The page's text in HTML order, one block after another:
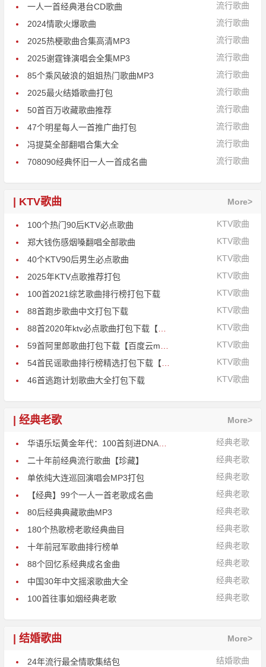
流行歌曲
一人一首经典港台CD歌曲
流行歌曲
2024情歌火爆歌曲
流行歌曲
2025热梗歌曲合集高清MP3
流行歌曲
2025谢霆锋演唱会全集MP3
流行歌曲
85个乘风破浪的姐姐热门歌曲MP3
流行歌曲
2025最火结婚歌曲打包
流行歌曲
50首百万收藏歌曲推荐
流行歌曲
47个明星每人一首推广曲打包
流行歌曲
冯提莫全部翻唱合集大全
流行歌曲
708090经典怀旧一人一首成名曲
| KTV歌曲 More>
KTV歌曲
100个热门90后KTV必点歌曲
KTV歌曲
郑大钱伤感烟嗓翻唱全部歌曲
KTV歌曲
40个KTV90后男生必点歌曲
KTV歌曲
2025年KTV点歌推荐打包
KTV歌曲
100首2021综艺歌曲排行榜打包下载
KTV歌曲
88首跑步歌曲中文打包下载
KTV歌曲
88首2020年ktv必点歌曲打包下载【高清MP3】
KTV歌曲
59首阿里郎歌曲打包下载【百度云mp3高清】
KTV歌曲
54首民谣歌曲排行榜精选打包下载【百度云MP3】
KTV歌曲
46首逃跑计划歌曲大全打包下载
| 经典老歌 More>
经典老歌
华语乐坛黄金年代：100首刻进DNA的旋律
经典老歌
二十年前经典流行歌曲【珍藏】
经典老歌
单依纯大连巡回演唱会MP3打包
经典老歌
【经典】99个一人一首老歌成名曲
经典老歌
80后经典典藏歌曲MP3
经典老歌
180个热歌榜老歌经典曲目
经典老歌
十年前冠军歌曲排行榜单
经典老歌
88个回忆系经典成名金曲
经典老歌
中国30年中文摇滚歌曲大全
经典老歌
100首往事如烟经典老歌
| 结婚歌曲 More>
结婚歌曲
24年流行最全情歌集结包